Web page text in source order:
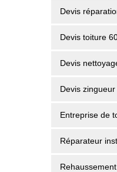
Devis
Devis toiture
Devis
Devis
Entreprise de
Réparateur